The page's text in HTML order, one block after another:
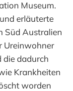
Museum.
erläuterte
Süd Australien
Ureinwohner
die dadurch
Krankheiten
worden